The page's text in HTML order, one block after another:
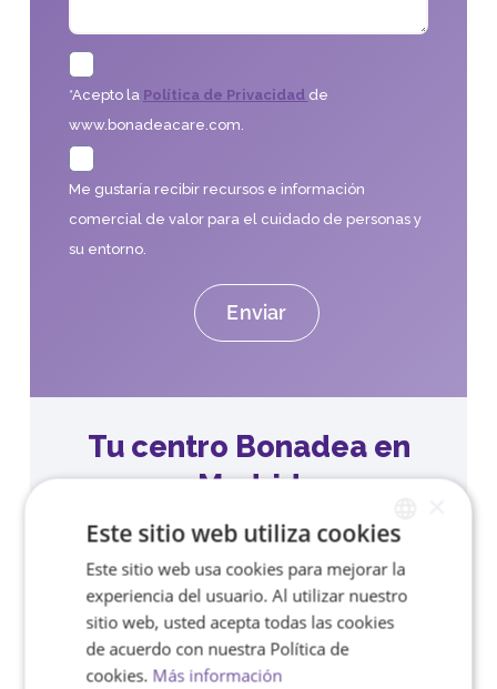
Tu centro Bonadea en
Madrid
Servicios de ayuda y asistencia a
domicilio para personas mayores.
Horarios:
Lunes a jueves:09:00h-17:00h
*Acepto la Política de Privacidad de
www.bonadeacare.com.
Me gustaría recibir recursos e información
comercial de valor para el cuidado de personas y
su entorno.
SPANISH
ENGLISH
Este sitio web utiliza cookies
Este sitio web usa cookies para mejorar la
experiencia del usuario. Al utilizar nuestro
sitio web, usted acepta todas las cookies
de acuerdo con nuestra Política de
cookies. Más información